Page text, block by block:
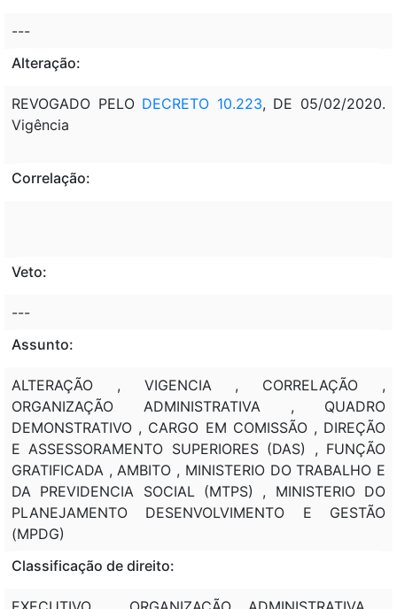
---
Alteração:
REVOGADO PELO DECRETO 10.223, DE 05/02/2020.
Vigência
Correlação:
Veto:
---
Assunto:
ALTERAÇÃO , VIGENCIA , CORRELAÇÃO ,
ORGANIZAÇÃO ADMINISTRATIVA , QUADRO
DEMONSTRATIVO , CARGO EM COMISSÃO , DIREÇÃO
E ASSESSORAMENTO SUPERIORES (DAS) , FUNÇÃO
GRATIFICADA , AMBITO , MINISTERIO DO TRABALHO E
DA PREVIDENCIA SOCIAL (MTPS) , MINISTERIO DO
PLANEJAMENTO DESENVOLVIMENTO E GESTÃO
(MPDG)
Classificação de direito: